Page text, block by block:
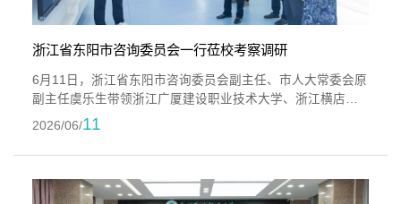
浙江省东阳市咨询委员会一行莅校考察调研
6月11日，浙江省东阳市咨询委员会副主任、市人大常委会原
副主任虞乐生带领浙江广厦建设职业技术大学、浙江横店影
视职业学院考察团一行7人莅临我校开展产教融合、校企合作
同调研。考察团先后走访了校史馆、艺术设计展厅、数智产
地查看学校实训场地、办学设施与项目建设情况，深入了解
2026/06/11